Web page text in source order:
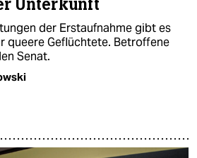
Unterkunft
der Erstaufnahme gibt es
queere Geflüchtete. Betroffene
Senat.